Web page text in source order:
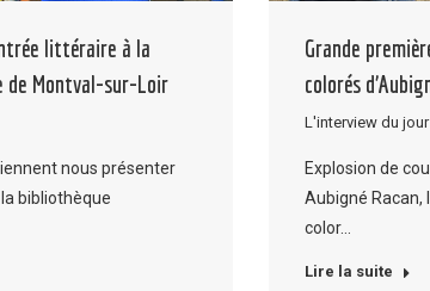
littéraire à la
de Montval-sur-Loir
nous présenter
bibliothèque
Grande
colorés
L'interview du jour
Explosion de
Aubigné
color…
Lire la suite